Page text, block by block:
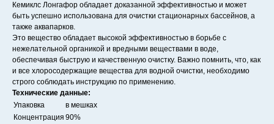
Кемиклс Лонгафор обладает доказанной эффективностью и может
быть успешно использована для очистки стационарных бассейнов, а
также аквапарков.
Это вещество обладает высокой эффективностью в борьбе с
нежелательной органикой и вредными веществами в воде,
обеспечивая быструю и качественную очистку. Важно помнить, что, как
и все хлоросодержащие вещества для водной очистки, необходимо
строго соблюдать инструкцию по применению.
Технические данные:
Упаковка
в мешках
Концентрация 90%